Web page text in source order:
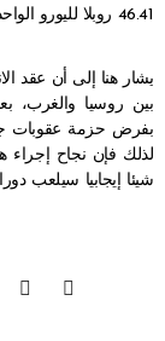
46.41 روبلا لليورو الواحد وفقا لبيانات بورصة موسكو للأوراق المالية.
يشار هنا إلى أن عقد
بين روسيا والغرب،
بفرض حزمة عقوبات
لذلك فإن نجاح إجراء
شيئا إيجابيا سيلعب